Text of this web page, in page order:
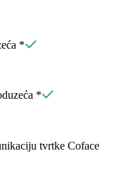
*
*
tvrtke Coface